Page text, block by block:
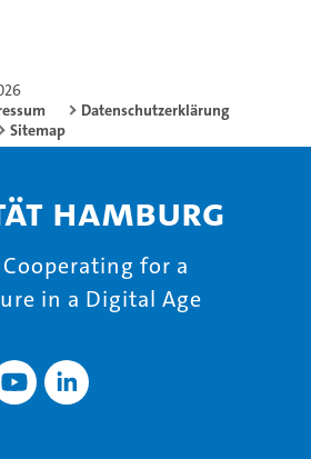
Datenschutzerklärung
Sitemap
Hamburg
for a
in a Digital Age